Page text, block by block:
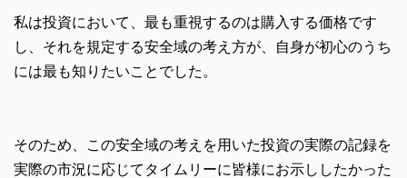
私は投資において、最も重視するのは購入する価格です
し、それを規定する安全域の考え方が、自身が初心のうち
には最も知りたいことでした。
そのため、この安全域の考えを用いた投資の実際の記録を
実際の市況に応じてタイムリーに皆様にお示ししたかった